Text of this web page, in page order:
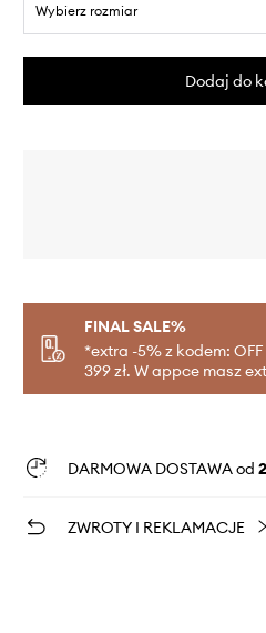
Wybierz rozmiar
Dodaj do
FINAL SALE%
*extra -5% z kodem:
399 zł. W appce masz
DARMOWA DOSTAWA od
ZWROTY I REKLAMACJE